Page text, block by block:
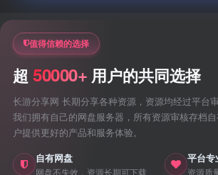
值得信赖的选择
超 50000+ 用户的共同选择
长游分享网 长期分享各种资源，资源均经过平台审
我们拥有自己的网盘服务器，所有资源审核存档
户提供更好的产品和服务体验。
自有网盘
网盘不失效，资源长期可下载
平台专
资源质